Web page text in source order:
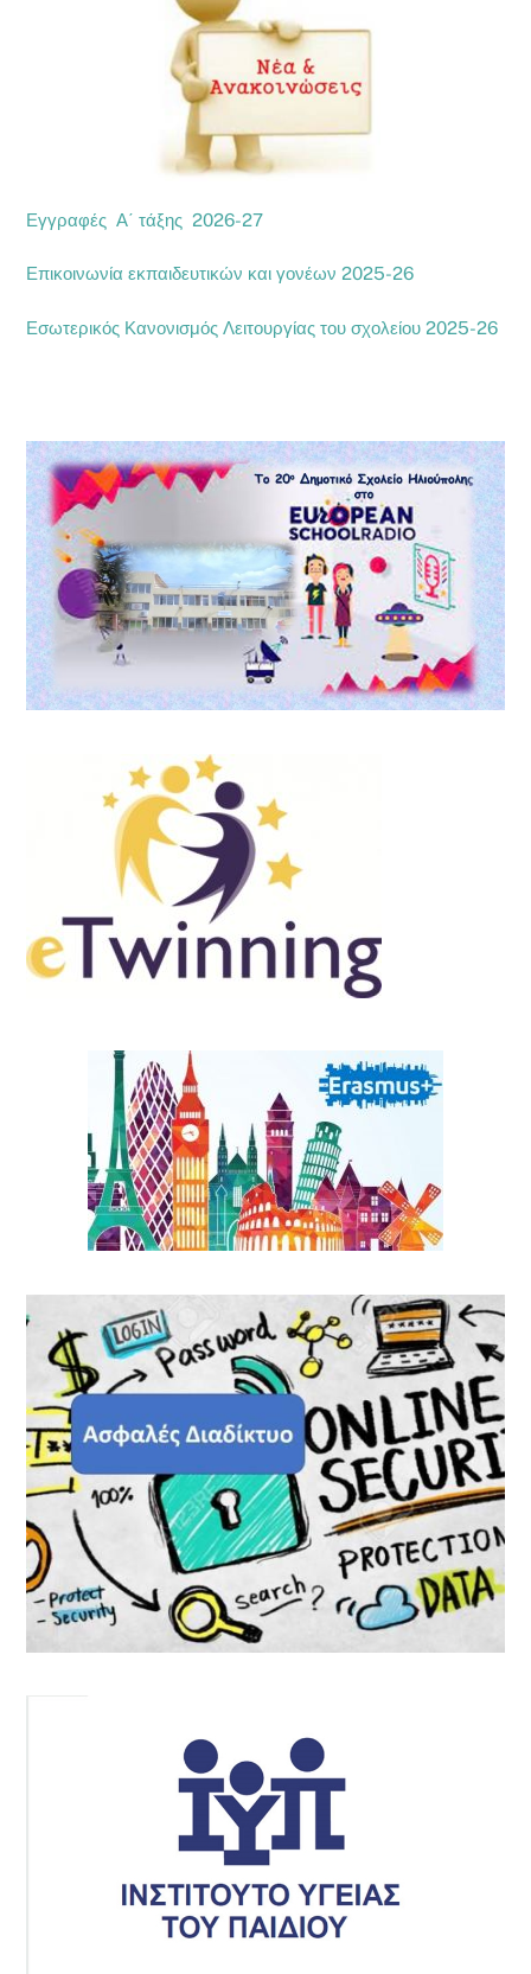
Εγγραφές Α΄ τάξης 2026-27
Επικοινωνία εκπαιδευτικών και γονέων 2025-26
Εσωτερικός Κανονισμός Λειτουργίας του σχολείου 2025-26